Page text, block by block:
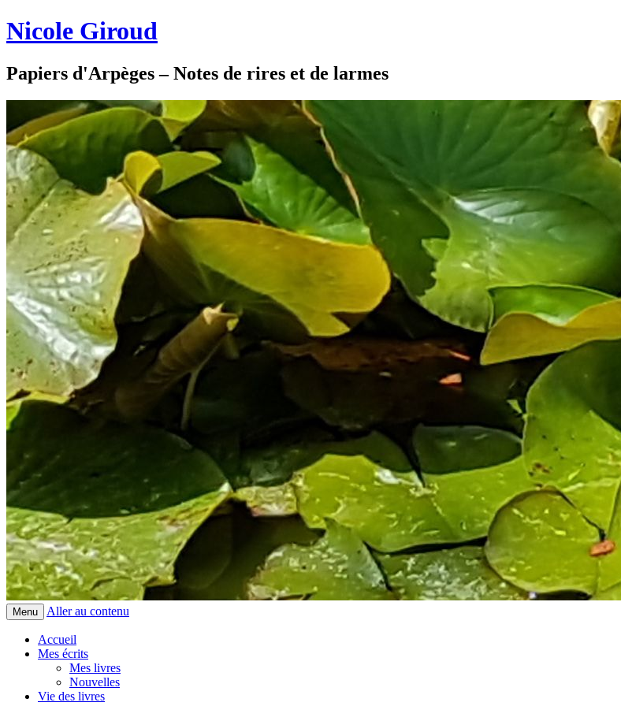
Nicole Giroud
Papiers d'Arpèges – Notes de rires et de larmes
Menu Aller au contenu
Accueil
Mes écrits
Mes livres
Nouvelles
Vie des livres